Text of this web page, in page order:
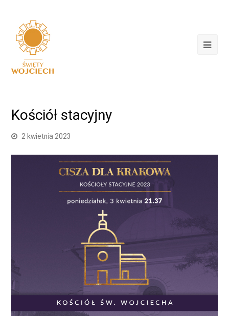
Kościół stacyjny
2 kwietnia 2023